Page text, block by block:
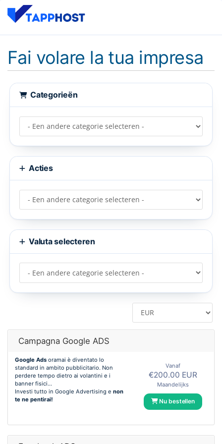
Fai volare la tua impresa
Categorieën
Acties
Valuta selecteren
Campagna Google ADS
Google Ads oramai è diventato lo
standard in ambito pubblicitario. Non
perdere tempo dietro ai volantini e i
banner fisici...
Investi tutto in Google Advertising e non
te ne pentirai!
Vanaf
€200.00 EUR
Maandelijks
Nu bestellen